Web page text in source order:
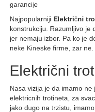
garancije
Najpopularniji Električni
konstrukciju. Razumljivo je
jer nemaju izbor. Pa ko je
neke Kineske firme, zar ne.
Električni
Nasa vizija je da imamo
elektricnih trotineta, za
jako dugo na trzistu,